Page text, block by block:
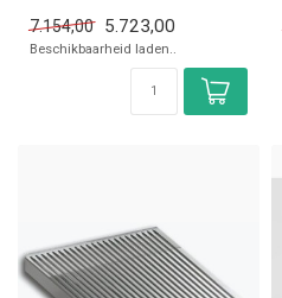
✓ Gas
7.154,00 5.723,00
Beschikbaarheid laden..